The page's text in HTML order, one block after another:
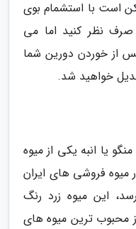
است با استشمام بوی
صرف نظر کنید اما می
از خوردن دورین شما
خواهید شد.
یا انبه یکی از میوه
میوه فروشی های ایران
این میوه زرد رنگ
محبوب ترین میوه های